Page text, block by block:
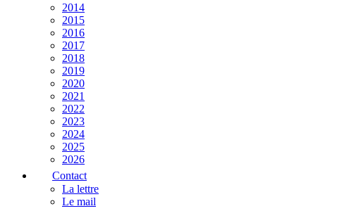
2014
2015
2016
2017
2018
2019
2020
2021
2022
2023
2024
2025
2026
Contact
La lettre
Le mail